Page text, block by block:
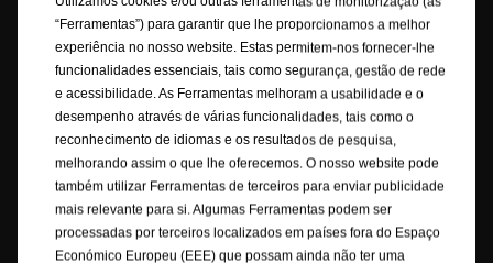
sede social em Bahnhofsplatz, 65423 Rüsselsheim am Main, Alemanha,
com CIF/NIF DE 287264581. O website/aplicação é operado pela Stellantis
Portugal, S.A., com NIF 502995912, Rua Vasco da Gama, 20 | 2685-244
Portela de Loures | Portugal. Este website/aplicação está alojado na
Europa pelo nosso fornecedor de serviços de IT Capgemini Technology
Services, 5/7 rue Frédéric Clavel - 92287 Suresnes Cedex - França, num
servidor propriedade da Amazon Web Services.
A Opel garante que foram tomadas as devidas providências para que o
conteúdo deste Site seja preciso e atualizado. A Opel não assume
qualquer responsabilidade por prejuízos, danos materiais ou pessoais
que possam advir direta ou indiretamente do acesso a este site e/ou da
“Ferramentas”) para garantir que lhe proporcionamos a melhor
experiência no nosso website. Estas permitem-nos fornecer-lhe
funcionalidades essenciais, tais como segurança, gestão de rede
e acessibilidade. As Ferramentas melhoram a usabilidade e o
desempenho através de várias funcionalidades, tais como o
reconhecimento de idiomas e os resultados de pesquisa,
melhorando assim o que lhe oferecemos. O nosso website pode
também utilizar Ferramentas de terceiros para enviar publicidade
mais relevante para si. Algumas Ferramentas podem ser
processadas por terceiros localizados em países fora do Espaço
Económico Europeu (EEE) que possam ainda não ter uma